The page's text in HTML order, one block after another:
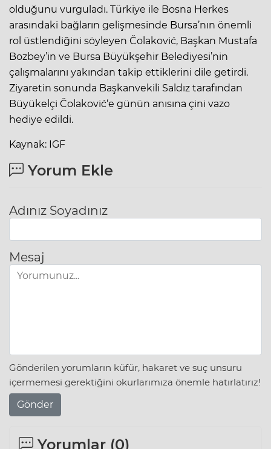
olduğunu vurguladı. Türkiye ile Bosna Herkes
arasındaki bağların gelişmesinde Bursa’nın önemli
rol üstlendiğini söyleyen Čolaković, Başkan Mustafa
Bozbey’in ve Bursa Büyükşehir Belediyesi’nin
çalışmalarını yakından takip ettiklerini dile getirdi.
Ziyaretin sonunda Başkanvekili Saldız tarafından
Büyükelçi Čolaković‘e günün anısına çini vazo
hediye edildi.
Kaynak: IGF
Yorum Ekle
Adınız Soyadınız
Mesaj
Gönderilen yorumların küfür, hakaret ve suç unsuru
içermemesi gerektiğini okurlarımıza önemle hatırlatırız!
Gönder
Yorumlar (0)